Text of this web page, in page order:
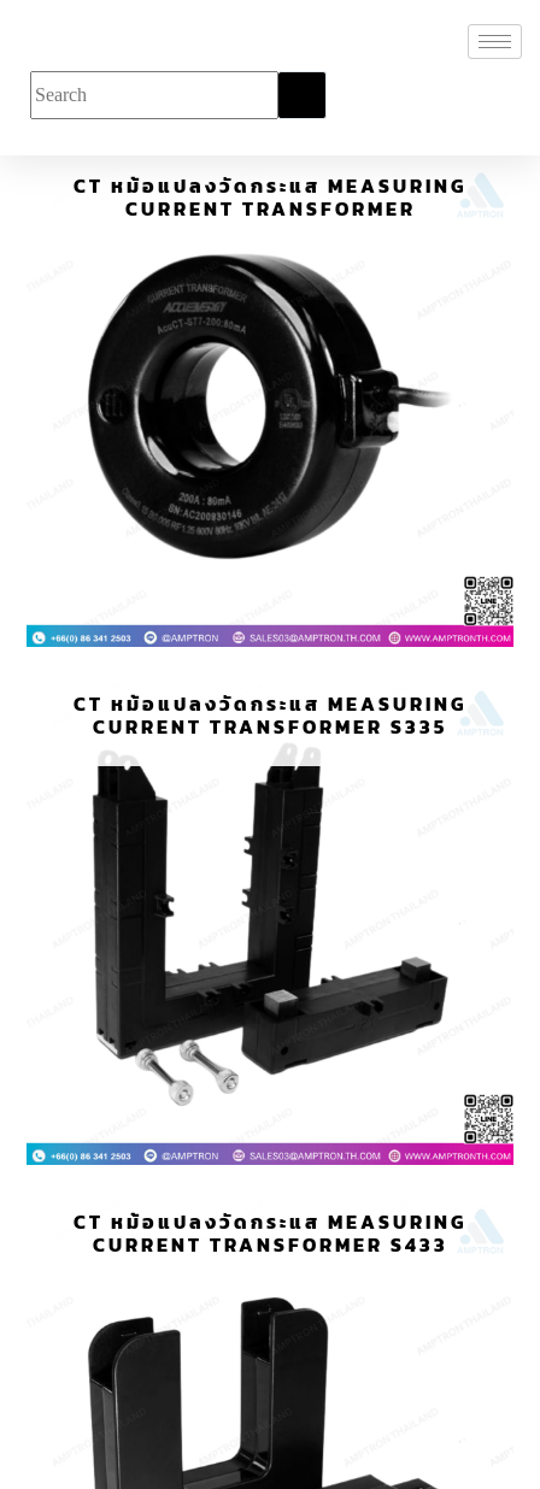
CT หม้อแปลงวัดกระแส MEASURING
CURRENT TRANSFORMER
CT หม้อแปลงวัดกระแส MEASURING
CURRENT TRANSFORMER S335
CT หม้อแปลงวัดกระแส MEASURING
CURRENT TRANSFORMER S433